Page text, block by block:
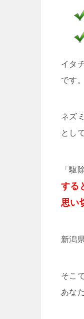
イタ
です。
ネズ
とし
「駆
する
思い
新潟
そこ
あな